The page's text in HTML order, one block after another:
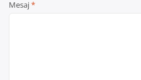
Mesaj*